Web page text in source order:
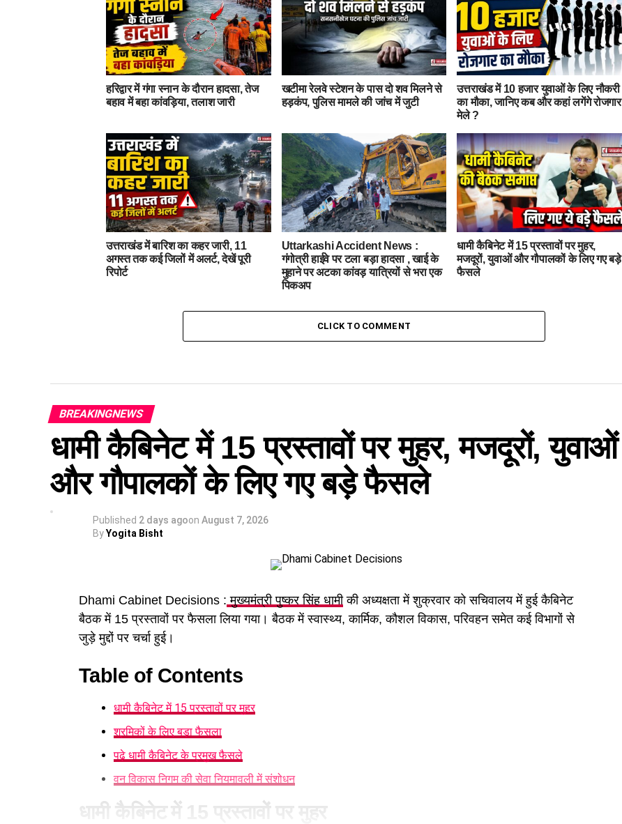
हरिद्वार में गंगा स्नान के दौरान हादसा, तेज
बहाव में बहा कांवड़िया, तलाश जारी
खटीमा रेलवे स्टेशन के पास दो शव मिलने से
हड़कंप, पुलिस मामले की जांच में जुटी
उत्तराखंड में 10 हजार युवाओं के लिए नौकरी
का मौका, जानिए कब और कहां लगेंगे रोजगार
मेले ?
उत्तराखंड में बारिश का कहर जारी, 11
अगस्त तक कई जिलों में अलर्ट, देखें पूरी
रिपोर्ट
Uttarkashi Accident News :
गंगोत्री हाईवे पर टला बड़ा हादसा , खाई के
मुहाने पर अटका कांवड़ यात्रियों से भरा एक
पिकअप
धामी कैबिनेट में 15 प्रस्तावों पर मुहर,
मजदूरों, युवाओं और गौपालकों के लिए गए बड़े
फैसले
CLICK TO COMMENT
BREAKINGNEWS
धामी कैबिनेट में 15 प्रस्तावों पर मुहर, मजदूरों, युवाओं
और गौपालकों के लिए गए बड़े फैसले
Published 2 days agoon August 7, 2026
ByYogita Bisht
Dhami Cabinet Decisions : मुख्यमंत्री पुष्कर सिंह धामीकी अध्यक्षता में शुक्रवार को सचिवालय में हुई कैबिनेट
बैठक में 15 प्रस्तावों पर फैसला लिया गया। बैठक में स्वास्थ्य, कार्मिक, कौशल विकास, परिवहन समेत कई विभागों से
जुड़े मुद्दों पर चर्चा हुई।
Table of Contents
धामी कैबिनेट में 15 प्रस्तावों पर मुहर
श्रमिकों के लिए बड़ा फैसला
पढ़े धामी कैबिनेट के प्रमुख फैसले
वन विकास निगम की सेवा नियमावली में संशोधन
धामी कैबिनेट में 15 प्रस्तावों पर मुहर